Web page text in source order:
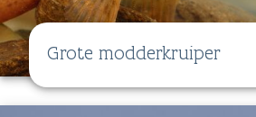
Grote modderkruiper